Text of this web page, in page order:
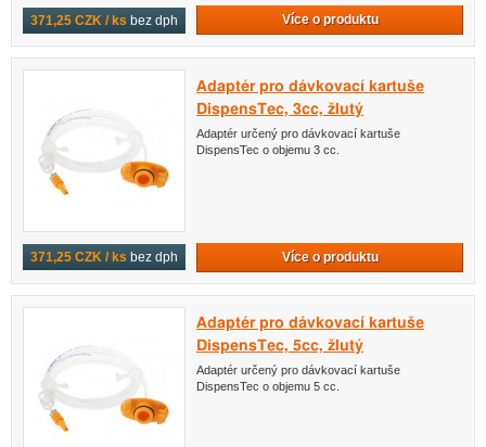
371,25 CZK / ks bez dph Více o produktu
371,25 CZK / ks bez dph
Adaptér pro dávkovací kartuše
DispensTec, 3cc, žlutý
Adaptér určený pro dávkovací kartuše
DispensTec o objemu 3 cc.
Více o produktu
Adaptér pro dávkovací kartuše
DispensTec, 5cc, žlutý
Adaptér určený pro dávkovací kartuše
DispensTec o objemu 5 cc.